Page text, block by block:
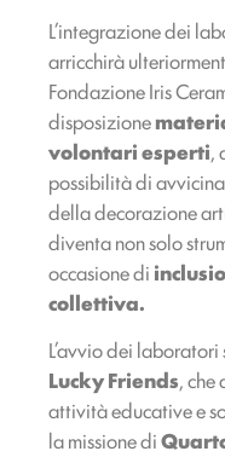
L’integrazione dei
arricchirà
Fondazione Iris
disposizione
volontari esperti,
possibilità di
della decorazione
diventa non solo
occasione di
collettiva.
L’avvio dei
Lucky Friends,
attività educative e
la missione di